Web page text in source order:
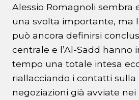
Alessio Romagnoli sembra
una svolta importante, ma
può ancora definirsi
centrale e l’Al-Sadd hanno
tempo una totale intesa
riallacciando i contatti sulla
negoziazioni già avviate nei